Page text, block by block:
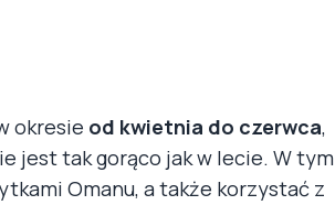
okresie od kwietnia do czerwca,
jest tak gorąco jak w lecie. W tym
Omanu, a także korzystać z